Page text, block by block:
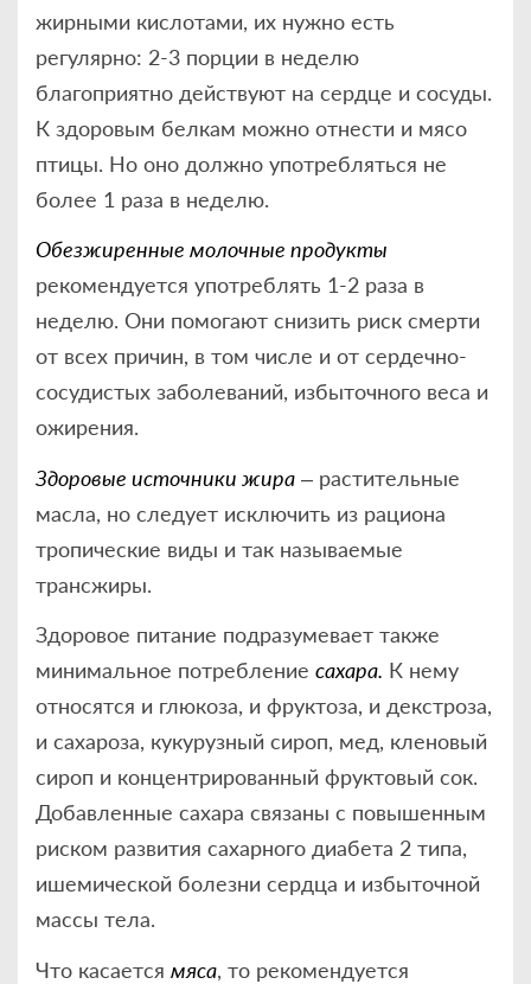
жирными кислотами, их нужно есть
регулярно: 2-3 порции в неделю
благоприятно действуют на сердце и сосуды.
К здоровым белкам можно отнести и мясо
птицы. Но оно должно употребляться не
более 1 раза в неделю.
Обезжиренные молочные продукты
рекомендуется употреблять 1-2 раза в
неделю. Они помогают снизить риск смерти
от всех причин, в том числе и от сердечно-
сосудистых заболеваний, избыточного веса и
ожирения.
Здоровые источники жира – растительные
масла, но следует исключить из рациона
тропические виды и так называемые
трансжиры.
Здоровое питание подразумевает также
минимальное потребление сахара. К нему
относятся и глюкоза, и фруктоза, и декстроза,
и сахароза, кукурузный сироп, мед, кленовый
сироп и концентрированный фруктовый сок.
Добавленные сахара связаны с повышенным
риском развития сахарного диабета 2 типа,
ишемической болезни сердца и избыточной
массы тела.
Что касается мяса, то рекомендуется